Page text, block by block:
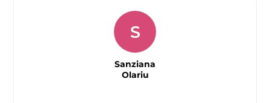
S
Sanziana
Olariu